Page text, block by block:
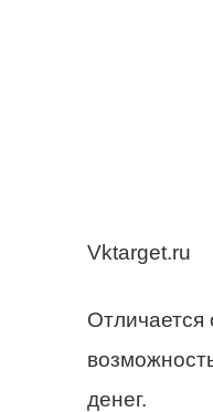
Vktarget.ru
Отличается
денег.